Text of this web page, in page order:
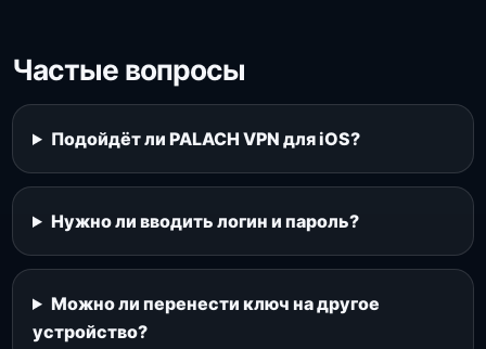
Частые вопросы
Подойдёт ли PALACH VPN для iOS?
Нужно ли вводить логин и пароль?
Можно ли перенести ключ на другое
устройство?